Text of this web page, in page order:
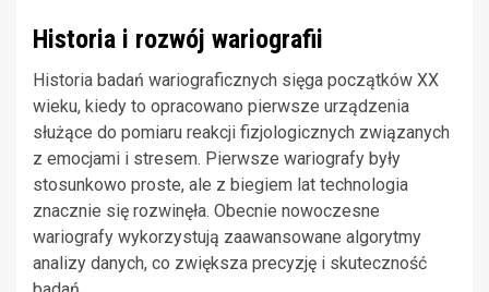
Historia i rozwój wariografii
Historia badań wariograficznych sięga początków XX
wieku, kiedy to opracowano pierwsze urządzenia
służące do pomiaru reakcji fizjologicznych związanych
z emocjami i stresem. Pierwsze wariografy były
stosunkowo proste, ale z biegiem lat technologia
znacznie się rozwinęła. Obecnie nowoczesne
wariografy wykorzystują zaawansowane algorytmy
analizy danych, co zwiększa precyzję i skuteczność